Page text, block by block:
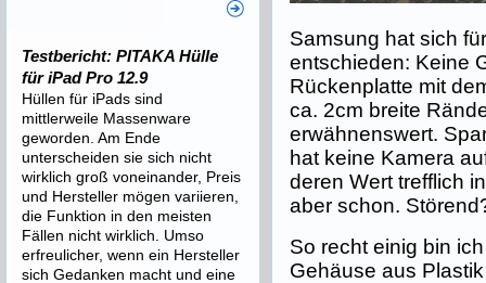
Samsung hat sich
entschieden: Keine
Rückenplatte mit
ca. 2cm breite
erwähnenswert.
hat keine Kamera
deren Wert trefflich
aber schon.
So recht einig bin
Gehäuse aus
Testbericht: PITAKA Hülle
für iPad Pro 12.9
Hüllen für iPads sind
mittlerweile Massenware
geworden. Am Ende
unterscheiden sie sich nicht
wirklich groß voneinander, Preis
und Hersteller mögen variieren,
die Funktion in den meisten
Fällen nicht wirklich. Umso
erfreulicher, wenn ein Hersteller
sich Gedanken macht und eine